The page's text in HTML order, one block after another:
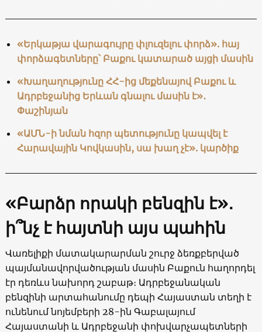
«Երկաթյա վարագույրը փլուզելու փորձ». հայ
փորձագետները՝ Բաքու կատարած այցի մասին
«Խաղաղությունը ՀՀ-ից մեքենայով Բաքու և
Ադրբեջանից Երևան գնալու մասին է»․
Փաշինյան
«ԱՄՆ-ի նման հզոր պետությունը կապվել է
Հարավային Կովկասին, սա խաղ չէ». կարծիք
«Բարձր որակի բենզին է»․
ի՞նչ է հայտնի այս պահին
Վառելիքի մատակարարման շուրջ ձեռքբերված
պայմանավորվածության մասին Բաքուն հաղորդել
էր դեռևս նախորդ շաբաթ։ Ադրբեջանական
բենզինի արտահանումը դեպի Հայաստան տեղի է
ունենում նոյեմբերի 28-ին Գաբալայում
Հայաստանի և Ադրբեջանի փոխվարչապետների